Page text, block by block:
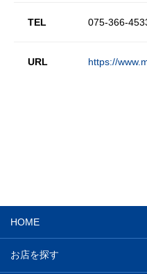
TEL 075-366-
URL https://
HOME
お店を探す